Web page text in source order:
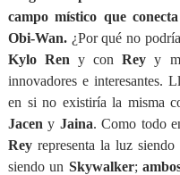
campo místico que
Obi-Wan. ¿Por qué no
Kylo Reny conReyy
innovadores e interesantes.
en si no existiría la misma
Jaceny Jaina. Como todo
Rey representa la luz
siendo un Skywalker;